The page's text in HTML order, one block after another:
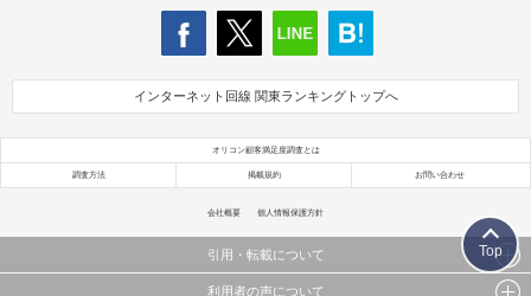
インターネット回線 関東ランキングトップへ
オリコン顧客満足度調査とは
調査方法 掲載規約 お問い合わせ
会社概要 個人情報保護方針
引用・転載について
利用者の声について
Top